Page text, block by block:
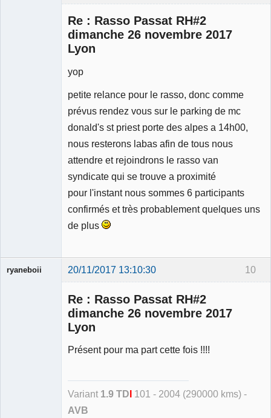
Re : Rasso Passat RH#2
dimanche 26 novembre 2017
Lyon
yop
petite relance pour le rasso, donc comme
prévus rendez vous sur le parking de mc
donald's st priest porte des alpes a 14h00,
nous resterons labas afin de tous nous
attendre et rejoindrons le rasso van
syndicate qui se trouve a proximité
pour l'instant nous sommes 6 participants
confirmés et très probablement quelques uns
de plus
10
ryaneboii 20/11/2017 13:10:30
Re : Rasso Passat RH#2
dimanche 26 novembre 2017
Lyon
Présent pour ma part cette fois !!!!
Variant 1.9 TD 101 - 2004 (290000 kms) -
AVB